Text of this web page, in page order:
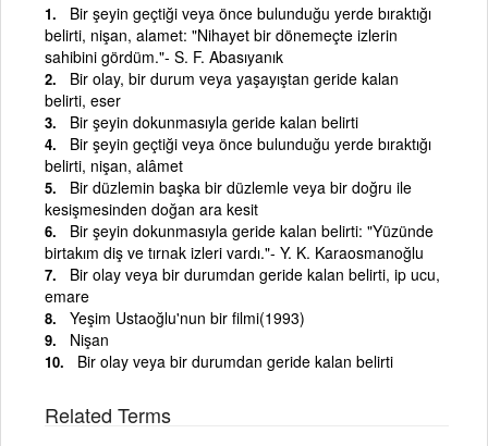
Bir şeyin geçtiği veya önce bulunduğu yerde bıraktığı
belirti, nişan, alamet: "Nihayet bir dönemeçte izlerin
sahibini gördüm."- S. F. Abasıyanık
Bir olay, bir durum veya yaşayıştan geride kalan
belirti, eser
Bir şeyin dokunmasıyla geride kalan belirti
Bir şeyin geçtiği veya önce bulunduğu yerde bıraktığı
belirti, nişan, alâmet
Bir düzlemin başka bir düzlemle veya bir doğru ile
kesişmesinden doğan ara kesit
Bir şeyin dokunmasıyla geride kalan belirti: "Yüzünde
birtakım diş ve tırnak izleri vardı."- Y. K. Karaosmanoğlu
Bir olay veya bir durumdan geride kalan belirti, ip ucu,
emare
Yeşim Ustaoğlu'nun bir filmi(1993)
Nişan
Bir olay veya bir durumdan geride kalan belirti
Related Terms